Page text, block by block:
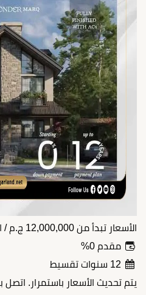
الأسعار تبدأ من 12,000,000 ج.م /
مقدم 0%
يتم تحديث الأسعار باستمرار.